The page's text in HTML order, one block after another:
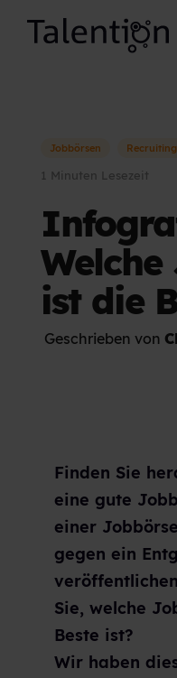
Jobbörsen Recruiting
1 Minuten Lesezeit
ist die
Geschrieben von
Finden Sie
eine gute
einer
gegen ein
Sie, welche
Beste ist?
Wir haben